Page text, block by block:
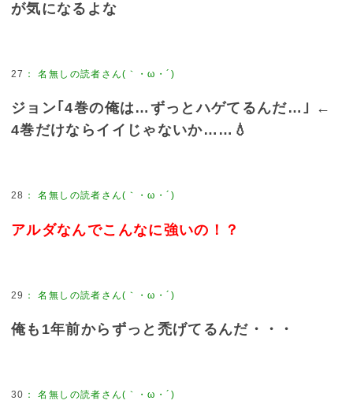
が気になるよな
27 ：名無しの読者さん(｀・ω・´)
ジョン｢4巻の俺は…ずっとハゲてるんだ…｣ ←
4巻だけならイイじゃないか……💧
28 ：名無しの読者さん(｀・ω・´)
アルダなんでこんなに強いの！？
29 ：名無しの読者さん(｀・ω・´)
俺も1年前からずっと禿げてるんだ・・・
30 ：名無しの読者さん(｀・ω・´)